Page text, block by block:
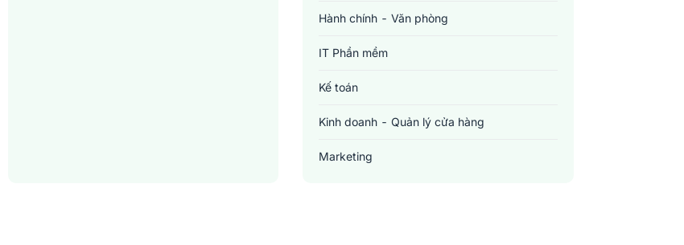
Hành chính - Văn phòng
IT Phần mềm
Kế toán
Kinh doanh - Quản lý cửa hàng
Marketing